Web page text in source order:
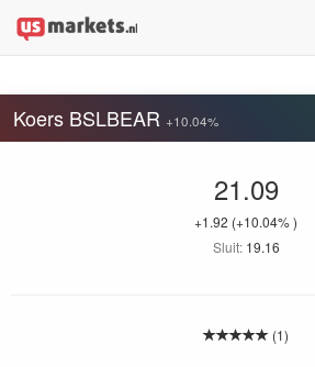
Koers BSLBEAR +10.04%
21.09
+1.92 (+10.04% )
Sluit:19.16
(1)